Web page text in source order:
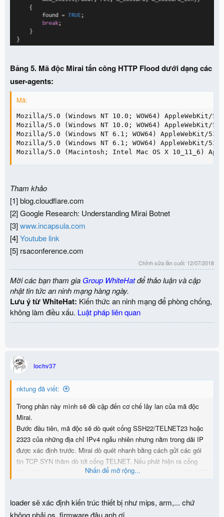
Bảng 5. Mã độc Mirai tấn công HTTP Flood dưới dạng các
user-agents:
Mã:
Mozilla/5.0 (Windows NT 10.0; WOW64) AppleWebKit/
Mozilla/5.0 (Windows NT 10.0; WOW64) AppleWebKit/
Mozilla/5.0 (Windows NT 6.1; WOW64) AppleWebKit/
Mozilla/5.0 (Windows NT 6.1; WOW64) AppleWebKit/
Mozilla/5.0 (Macintosh; Intel Mac OS X 10_11_6)
Tham khảo
[1] blog.cloudflare.com
[2] Google Research: Understanding Mirai Botnet
[3]www.incapsula.com
[4]Youtube link
[5] rsaconference.com
Chỉnh sửa lần cuối: 12/07/2018
Mời các bạn tham gia Group WhiteHatđể thảo luận và cập
nhật tin tức an ninh mạng hàng ngày.
Lưu ý từ WhiteHat: Kiến thức an ninh mạng để phòng chống,
không làm điều xấu. Luật pháp liên quan
lochv37
nktung đã viết:
Trong phần này mình sẽ đề cập đến cơ chế lây lan của mã độc
Mirai.
Bước đầu tiên, mã độc sẽ dò quét cổng SSH22/TELNET23 hoặc
2323 của những địa chỉ IPv4 ngẫu nhiên nhưng nằm trong dải IP
được xác định trước. Mirai dò quét nhanh bằng cách gửi các gói
tin TCP SYN thăm dò tới cổng TELNET. Nếu phát hiện ra cổng
TELNET của thiết bị mở, Mirai sẽ cố gắng khởi tạo phiên TELNET
Tiếp theo, nếu khởi tạo phiên thành công, Mirai gửi thông tin (IP,
Nhấn để mở rộng...
loader sẽ xác định kiến trúc thiết bị như mips, arm,... chứ
không phải os, firmware đâu anh ơi